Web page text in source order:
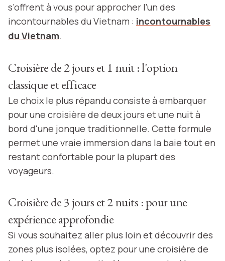
s’offrent à vous pour approcher l’un des
incontournables du Vietnam : incontournables
du Vietnam.
Croisière de 2 jours et 1 nuit : l'option
classique et efficace
Le choix le plus répandu consiste à embarquer
pour une croisière de deux jours et une nuit à
bord d'une jonque traditionnelle. Cette formule
permet une vraie immersion dans la baie tout en
restant confortable pour la plupart des
voyageurs.
Croisière de 3 jours et 2 nuits : pour une
expérience approfondie
Si vous souhaitez aller plus loin et découvrir des
zones plus isolées, optez pour une croisière de